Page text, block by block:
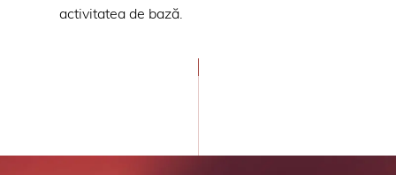
activitatea de bază.